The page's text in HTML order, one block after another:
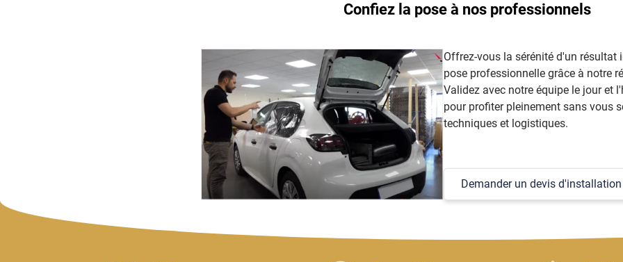
article
Confiez la pose à nos professionnels
Offrez-vous la sérénité d'un résultat
pose professionnelle grâce à notre
Validez avec notre équipe le jour et
pour profiter pleinement sans vous
techniques et logistiques.
Demander un devis d'installation